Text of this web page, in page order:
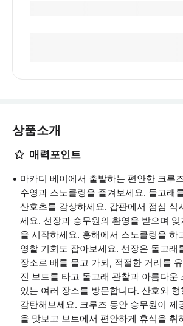
상품소개
매력포인트
마카디 베이에서 출발하는 편안한 크루
수영과 스노클링을 즐겨보세요. 돌고래
산호초를 감상하세요. 갑판에서 점심 식
세요. 선장과 승무원의 환영을 받으며
을 시작하세요. 홍해에서 스노클링을 하
영할 기회도 잡아보세요. 선장은 돌고래
장소로 배를 몰고 가되, 적절한 거리를
진 보트를 타고 돌고래 관찰과 아름다운
있는 여러 장소를 방문합니다. 산호와
감탄해보세요. 크루즈 동안 승무원이 제
을 맛보고 보트에서 편안하게 휴식을 취